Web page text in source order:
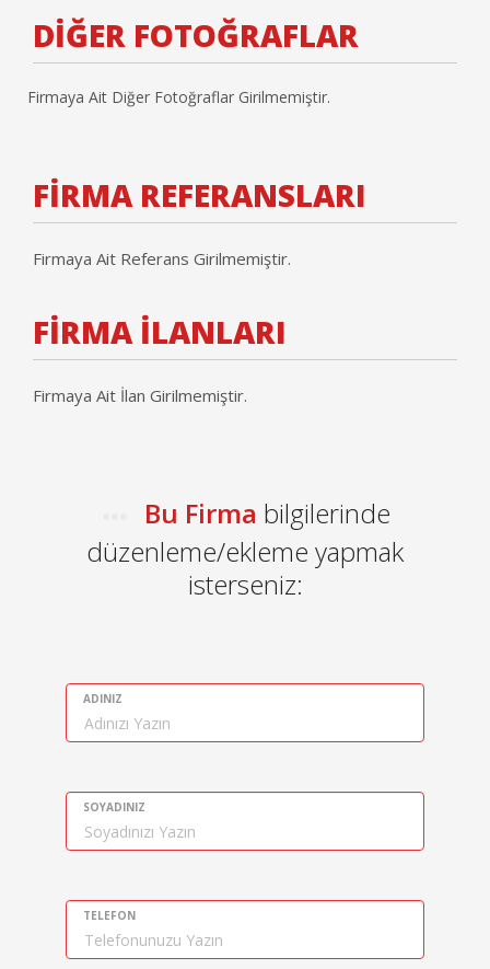
DİĞER FOTOĞRAFLAR
Firmaya Ait Diğer Fotoğraflar Girilmemiştir.
FİRMA REFERANSLARI
Firmaya Ait Referans Girilmemiştir.
FİRMA İLANLARI
Firmaya Ait İlan Girilmemiştir.
Bu Firma bilgilerinde
düzenleme/ekleme yapmak
isterseniz:
ADINIZ
SOYADINIZ
TELEFON